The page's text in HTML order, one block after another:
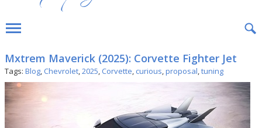
Mxtrem Maverick (2025): Corvette Fighter Jet
Tags: Blog, Chevrolet,2025, Corvette, curious,proposal,tuning